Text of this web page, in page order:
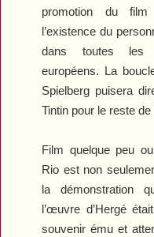
promotion du film
l’existence du
dans toutes les
européens. La
Spielberg puisera
Tintin pour le reste
Film quelque peu
Rio est non
la démonstration
l’œuvre d’Hergé
souvenir ému et